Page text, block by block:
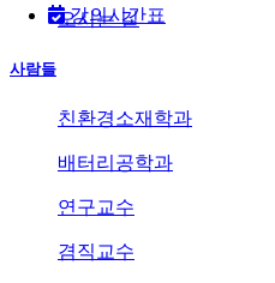
오시는 길
사람들
친환경소재학과
배터리공학과
연구교수
겸직교수
강의시간표